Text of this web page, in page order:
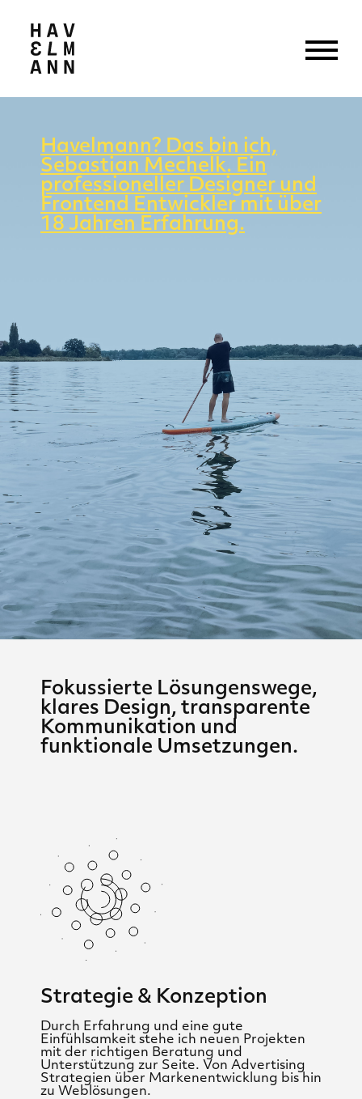
Havelmann? Das bin ich,
Sebastian Mechelk. Ein
professioneller Designer und
Frontend Entwickler mit über
18 Jahren Erfahrung.
Fokussierte Lösungenswege,
klares Design, transparente
Kommunikation und
funktionale Umsetzungen.
Strategie & Konzeption
Durch Erfahrung und eine gute
Einfühlsamkeit stehe ich neuen Projekten
mit der richtigen Beratung und
Unterstützung zur Seite. Von Advertising
Strategien über Markenentwicklung bis hin
zu Weblösungen.